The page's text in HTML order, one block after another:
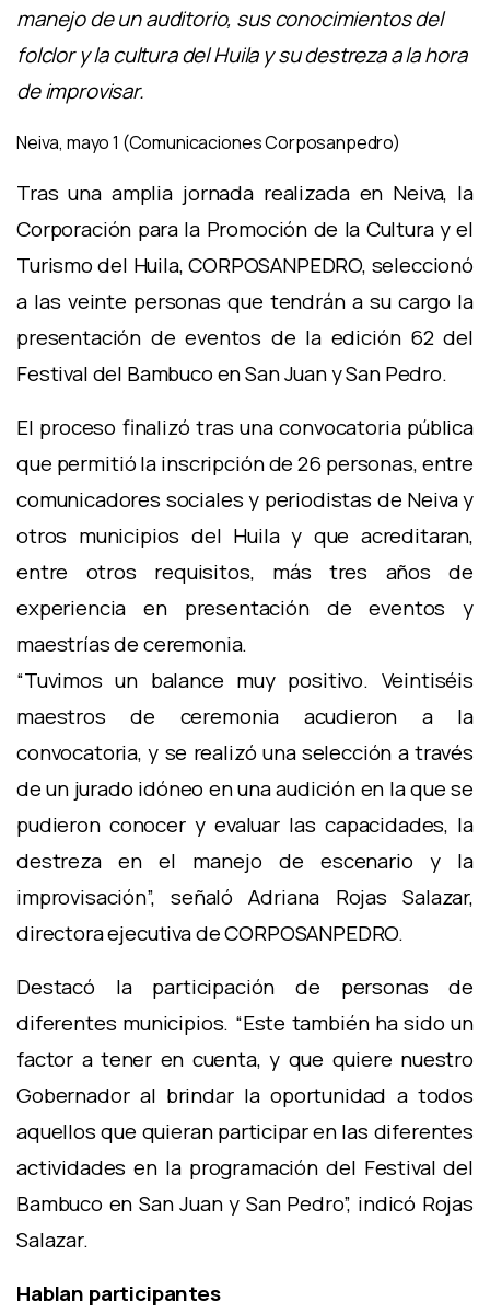
manejo de un auditorio, sus conocimientos del
folclor y la cultura del Huila y su destreza a la hora
de improvisar.
Neiva, mayo 1 (Comunicaciones Corposanpedro)
Tras una amplia jornada realizada en Neiva, la
Corporación para la Promoción de la Cultura y el
Turismo del Huila, CORPOSANPEDRO, seleccionó
a las veinte personas que tendrán a su cargo la
presentación de eventos de la edición 62 del
Festival del Bambuco en San Juan y San Pedro.
El proceso finalizó tras una convocatoria pública
que permitió la inscripción de 26 personas, entre
comunicadores sociales y periodistas de Neiva y
otros municipios del Huila y que acreditaran,
entre otros requisitos, más tres años de
experiencia en presentación de eventos y
maestrías de ceremonia.
“Tuvimos un balance muy positivo. Veintiséis
maestros de ceremonia acudieron a la
convocatoria, y se realizó una selección a través
de un jurado idóneo en una audición en la que se
pudieron conocer y evaluar las capacidades, la
destreza en el manejo de escenario y la
improvisación”, señaló Adriana Rojas Salazar,
directora ejecutiva de CORPOSANPEDRO.
Destacó la participación de personas de
diferentes municipios. “Este también ha sido un
factor a tener en cuenta, y que quiere nuestro
Gobernador al brindar la oportunidad a todos
aquellos que quieran participar en las diferentes
actividades en la programación del Festival del
Bambuco en San Juan y San Pedro”, indicó Rojas
Salazar.
Hablan participantes